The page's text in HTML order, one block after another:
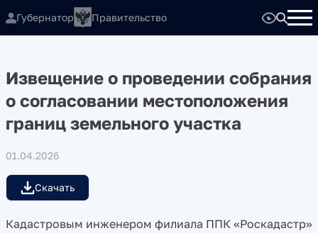
Губернатор Правительство
Извещение о проведении собрания
о согласовании местоположения
границ земельного участка
01.04.2026
Скачать
Кадастровым инженером филиала ППК «Роскадастр»